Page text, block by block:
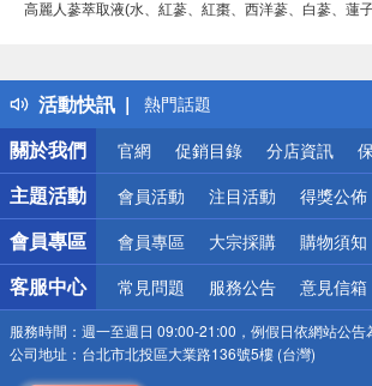
高麗人蔘萃取液(水、紅蔘、紅棗、西洋蔘、白蔘、蓮
活動快訊
得獎公告
熱門話題
銀行優惠
偏遠地區配送
詐騙網頁！請小心！
關於我們
官網 促銷目錄 分店資訊
主題活動 會員活動 注目活動 得獎公佈
會員專區 會員專區 大宗採購 購物須知
客服中心 常見問題 服務公告 意見信箱
服務時間： 週一至週日 09:00-21:00，例假日依網站公告
公司地址： 台北市北投區大業路136號5樓 (台灣)